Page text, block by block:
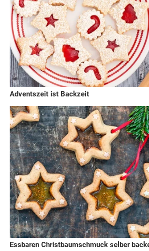
Adventszeit ist Backzeit
Essbaren Christbaumschmuck selber